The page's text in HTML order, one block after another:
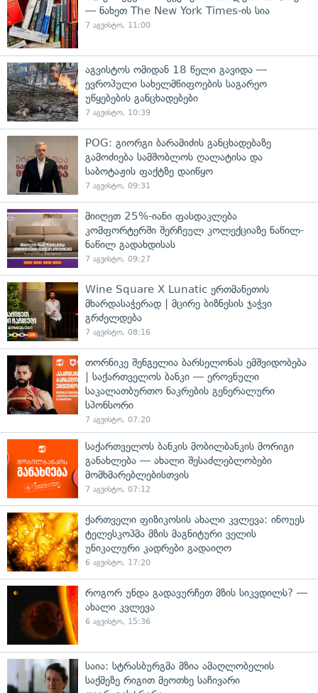
— ნახეთ The New York Times-ის სია
7 აგვისტო, 11:00
აგვისტოს ომიდან 18 წელი გავიდა —
ევროპული სახელმწიფოების საგარეო
უწყებების განცხადებები
7 აგვისტო, 10:39
POG: გიორგი ბარამიძის განცხადებაზე
გამოძიება სამშობლოს ღალატისა და
საბოტაჟის ფაქტზე დაიწყო
7 აგვისტო, 09:31
მიიღეთ 25%-იანი ფასდაკლება
კომფორტერში შერჩეულ კოლექციაზე ნაწილ-
ნაწილ გადახდისას
7 აგვისტო, 09:27
Wine Square X Lunatic ერთმანეთის
მხარდასაჭერად | მცირე ბიზნესის ჯაჭვი
გრძელდება
7 აგვისტო, 08:16
თორნიკე შენგელია ბარსელონას ემშვიდობება
| საქართველოს ბანკი — ეროვნული
საკალათბურთო ნაკრების გენერალური
სპონსორი
7 აგვისტო, 07:20
საქართველოს ბანკის მობილბანკის მორიგი
განახლება — ახალი შესაძლებლობები
მომხმარებლებისთვის
7 აგვისტო, 07:12
ქართველი ფიზიკოსის ახალი კვლევა: ინოუეს
ტელესკოპმა მზის მაგნიტური ველის
უნიკალური კადრები გადაიღო
6 აგვისტო, 17:20
როგორ უნდა გადავურჩეთ მზის სიკვდილს? —
ახალი კვლევა
6 აგვისტო, 15:36
საია: სტრასბურგმა მზია ამაღლობელის
საქმეზე რიგით მეოთხე საჩივარი